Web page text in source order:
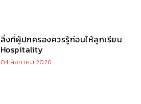
สิ่งที่ผู้ปกครองควรรู้ก่อนให้ลูกเรียน
Hospitality
04 สิงหาคม 2026